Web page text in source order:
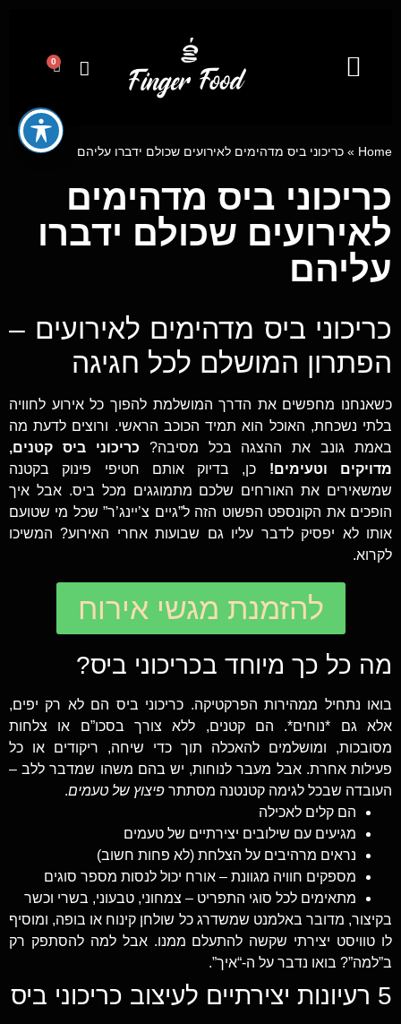
0
Home
» כריכוני ביס מדהימים לאירועים שכולם ידברו עליהם
כריכוני ביס מדהימים
לאירועים שכולם ידברו
עליהם
כריכוני ביס מדהימים לאירועים –
הפתרון המושלם לכל חגיגה
כשאנחנו מחפשים את הדרך המושלמת להפוך כל אירוע לחוויה
בלתי נשכחת, האוכל הוא תמיד הכוכב הראשי. ורוצים לדעת מה
באמת גונב את ההצגה בכל מסיבה? כריכוני ביס קטנים,
מדויקים וטעימים! כן, בדיוק אותם חטיפי פינוק בקטנה
שמשאירים את האורחים שלכם מתמוגגים מכל ביס. אבל איך
הופכים את הקונספט הפשוט הזה ל”גיים צ’יינג’ר” שכל מי שטועם
אותו לא יפסיק לדבר עליו גם שבועות אחרי האירוע? המשיכו
לקרוא.
להזמנת מגשי אירוח
מה כל כך מיוחד בכריכוני ביס?
בואו נתחיל ממהירות הפרקטיקה. כריכוני ביס הם לא רק יפים,
אלא גם *נוחים*. הם קטנים, ללא צורך בסכו”ם או צלחות
מסובכות, ומושלמים להאכלה תוך כדי שיחה, ריקודים או כל
פעילות אחרת. אבל מעבר לנוחות, יש בהם משהו שמדבר ללב –
העובדה שבכל לגימה קטנטנה מסתתר פיצוץ של טעמים.
הם קלים לאכילה
מגיעים עם שילובים יצירתיים של טעמים
נראים מרהיבים על הצלחת (לא פחות חשוב)
מספקים חוויה מגוונת – אורח יכול לנסות מספר סוגים
מתאימים לכל סוגי התפריט – צמחוני, טבעוני, בשרי וכשר
בקיצור, מדובר באלמנט שמשדרג כל שולחן קינוח או בופה, ומוסיף
לו טוויסט יצירתי שקשה להתעלם ממנו. אבל למה להסתפק רק
ב”למה”? בואו נדבר על ה-“איך”.
5 רעיונות יצירתיים לעיצוב כריכוני ביס